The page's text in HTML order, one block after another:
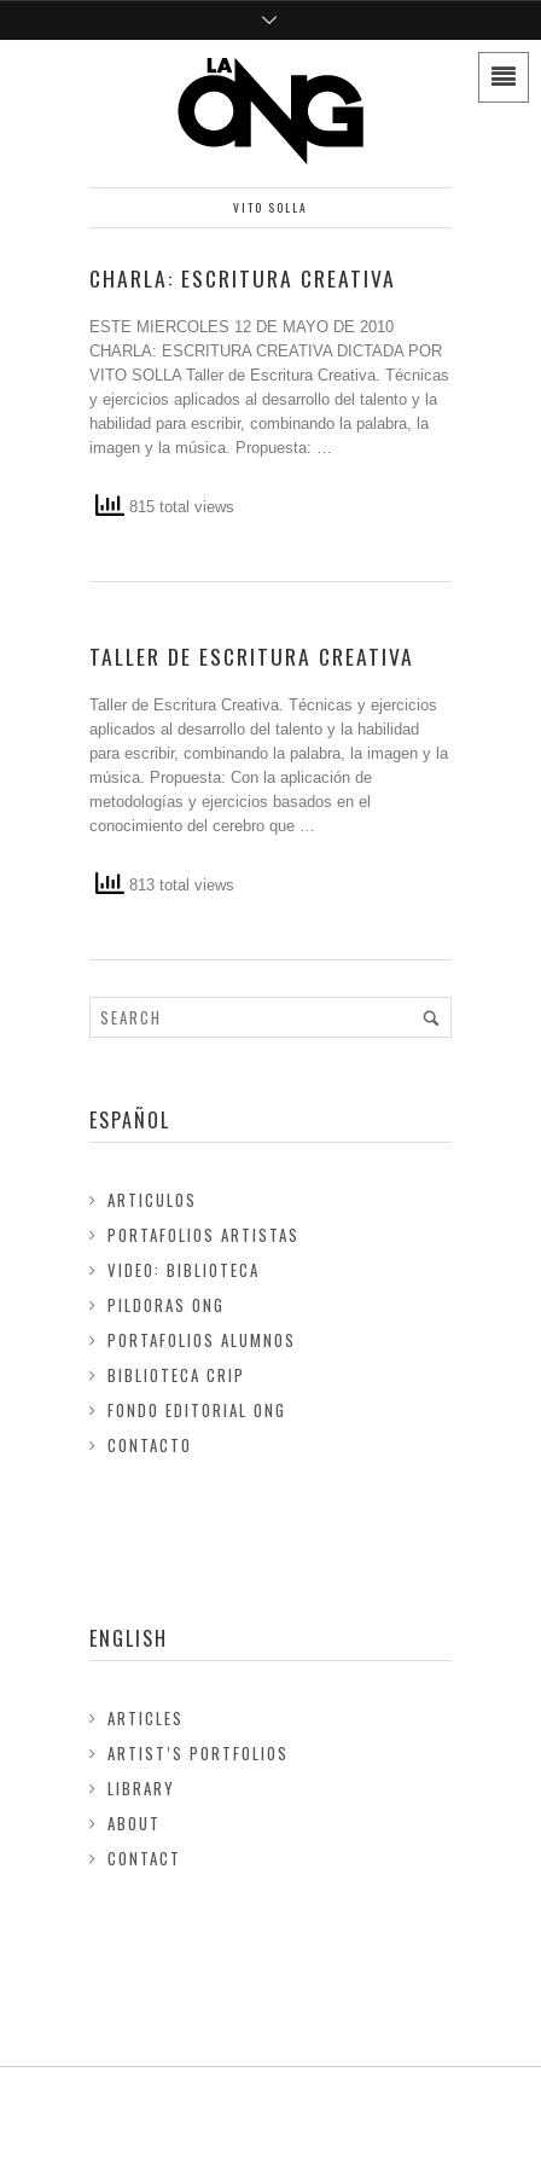
VITO SOLLA
CHARLA: ESCRITURA CREATIVA
ESTE MIERCOLES 12 DE MAYO DE 2010
CHARLA: ESCRITURA CREATIVA DICTADA POR
VITO SOLLA Taller de Escritura Creativa. Técnicas
y ejercicios aplicados al desarrollo del talento y la
habilidad para escribir, combinando la palabra, la
imagen y la música. Propuesta: …
815 total views
TALLER DE ESCRITURA CREATIVA
Taller de Escritura Creativa. Técnicas y ejercicios
aplicados al desarrollo del talento y la habilidad
para escribir, combinando la palabra, la imagen y la
música. Propuesta: Con la aplicación de
metodologías y ejercicios basados en el
conocimiento del cerebro que …
813 total views
ESPAÑOL
ARTICULOS
PORTAFOLIOS ARTISTAS
VIDEO: BIBLIOTECA
PILDORAS ONG
PORTAFOLIOS ALUMNOS
BIBLIOTECA CRIP
FONDO EDITORIAL ONG
CONTACTO
ENGLISH
ARTICLES
ARTIST’S PORTFOLIOS
LIBRARY
ABOUT
CONTACT